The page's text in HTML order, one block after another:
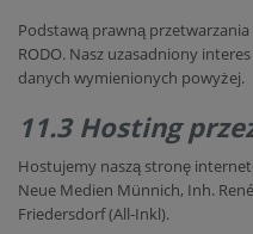
Podstawą prawną
RODO. Nasz uzasadniony
danych wymienionych powyżej.
11.3 Hosting
Hostujemy naszą stronę
Neue Medien Münnich, Inh.
Friedersdorf (All-Inkl).